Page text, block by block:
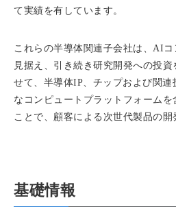
て実績を有しています。
これらの半導体関連子会社は、AI
見据え、引き続き研究開発への投
せて、半導体IP、チップおよび関連
なコンピュートプラットフォーム
ことで、顧客による次世代製品の開
基礎情報